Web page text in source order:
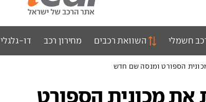
חשמלי השוואת רכבים מחירון רכב דו-גלגלי
הספורט ומנסה שם חדש
מכונית הספורט